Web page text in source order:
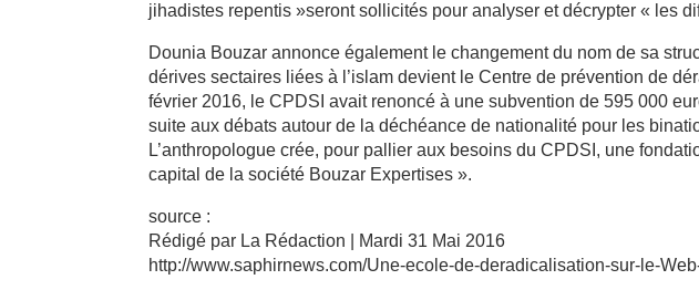
jihadistes repentis »seront sollicités pour analyser et décrypter « les
Dounia Bouzar annonce également le changement du nom de sa
dérives sectaires liées à l’islam devient le Centre de prévention de
février 2016, le CPDSI avait renoncé à une subvention de 595 000
suite aux débats autour de la déchéance de nationalité pour les
L’anthropologue crée, pour pallier aux besoins du CPDSI, une
capital de la société Bouzar Expertises ».
source :
Rédigé par La Rédaction | Mardi 31 Mai 2016
http://www.saphirnews.com/Une-ecole-de-deradicalisation-sur-le-